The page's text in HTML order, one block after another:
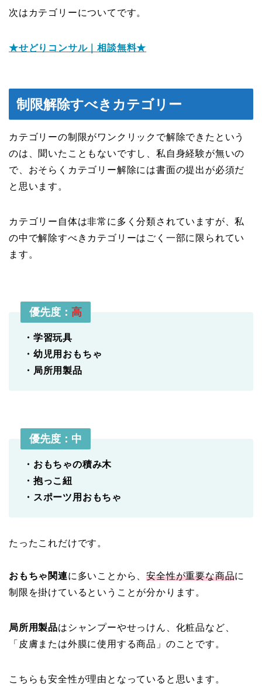
次はカテゴリーについてです。
★せどりコンサル｜相談無料★
制限解除すべきカテゴリー
カテゴリーの制限がワンクリックで解除できたという
のは、聞いたこともないですし、私自身経験が無いの
で、おそらくカテゴリー解除には書面の提出が必須だ
と思います。
カテゴリー自体は非常に多く分類されていますが、私
の中で解除すべきカテゴリーはごく一部に限られてい
ます。
優先度： 高
・学習玩具
・幼児用おもちゃ
・局所用製品
優先度： 中
・おもちゃの積み木
・抱っこ紐
・スポーツ用おもちゃ
たったこれだけです。
おもちゃ関連に多いことから、安全性が重要な商品に
制限を掛けているということが分かります。
局所用製品はシャンプーやせっけん、化粧品など、
「皮膚または外膜に使用する商品」のことです。
こちらも安全性が理由となっていると思います。